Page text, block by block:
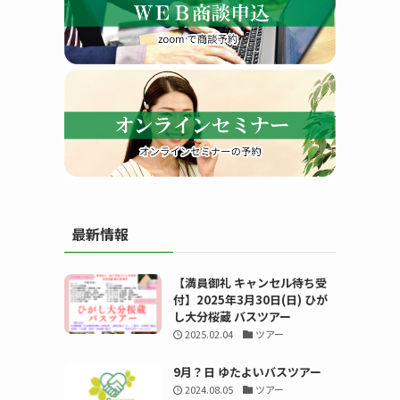
す
る
最新情報
【満員御礼 キャンセル待ち受
付】2025年3月30日(日) ひが
し大分桜蔵 バスツアー
2025.02.04 ツアー
9月？日 ゆたよいバスツアー
2024.08.05 ツアー